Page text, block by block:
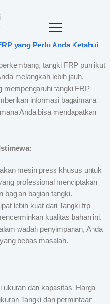
yang Perlu Anda Ketahui
tangki FRP pun ikut
melangkah lebih jauh,
mempengaruhi tangki FRP
informasi bagaimana
Anda bisa mendapatkan
mesin press khusus untuk
professional menciptakan
bagian bagian tangki.
lebih kuat dari Tangki frp
kualitas bahan ini.
wadah penyimpanan, Anda
bebas masalah.
ukuran dan kapasitas. Harga
Tangki dan permintaan